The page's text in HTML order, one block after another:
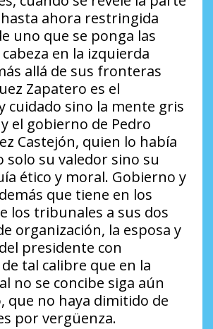
ahora restringida
uno que se ponga las
en la izquierda
allá de sus fronteras
Zapatero es el
cuidado sino la mente gris
y el gobierno de Pedro
Castejón, quien lo había
solo su valedor sino su
ético y moral. Gobierno y
que tiene en los
los tribunales a sus dos
organización, la esposa y
presidente con
tal calibre que en la
no se concibe siga aún
que no haya dimitido de
por vergüenza.